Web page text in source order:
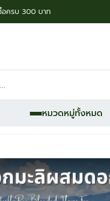
ครบ 300 บาท
หมวดหมู่ทั้งหมด